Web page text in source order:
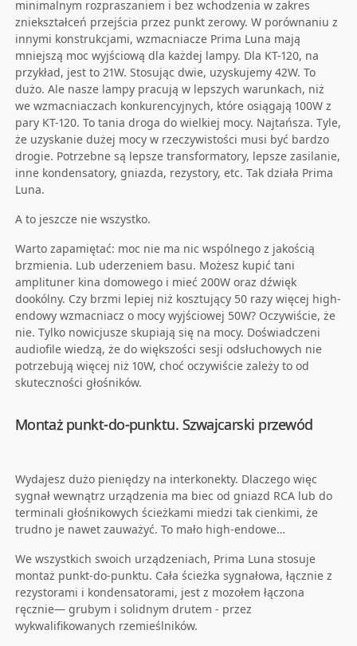
minimalnym rozpraszaniem i bez wchodzenia w zakres
zniekształceń przejścia przez punkt zerowy. W porównaniu z
innymi konstrukcjami, wzmacniacze Prima Luna mają
mniejszą moc wyjściową dla każdej lampy. Dla KT-120, na
przykład, jest to 21W. Stosując dwie, uzyskujemy 42W. To
dużo. Ale nasze lampy pracują w lepszych warunkach, niż
we wzmacniaczach konkurencyjnych, które osiągają 100W z
pary KT-120. To tania droga do wielkiej mocy. Najtańsza. Tyle,
że uzyskanie dużej mocy w rzeczywistości musi być bardzo
drogie. Potrzebne są lepsze transformatory, lepsze zasilanie,
inne kondensatory, gniazda, rezystory, etc. Tak działa Prima
Luna.
A to jeszcze nie wszystko.
Warto zapamiętać: moc nie ma nic wspólnego z jakością
brzmienia. Lub uderzeniem basu. Możesz kupić tani
amplituner kina domowego i mieć 200W oraz dźwięk
dookólny. Czy brzmi lepiej niż kosztujący 50 razy więcej high-
endowy wzmacniacz o mocy wyjściowej 50W? Oczywiście, że
nie. Tylko nowicjusze skupiają się na mocy. Doświadczeni
audiofile wiedzą, że do większości sesji odsłuchowych nie
potrzebują więcej niż 10W, choć oczywiście zależy to od
skuteczności głośników.
Montaż punkt-do-punktu. Szwajcarski przewód
Wydajesz dużo pieniędzy na interkonekty. Dlaczego więc
sygnał wewnątrz urządzenia ma biec od gniazd RCA lub do
terminali głośnikowych ścieżkami miedzi tak cienkimi, że
trudno je nawet zauważyć. To mało high-endowe…
We wszystkich swoich urządzeniach, Prima Luna stosuje
montaż punkt-do-punktu. Cała ścieżka sygnałowa, łącznie z
rezystorami i kondensatorami, jest z mozołem łączona
ręcznie— grubym i solidnym drutem - przez
wykwalifikowanych rzemieślników.